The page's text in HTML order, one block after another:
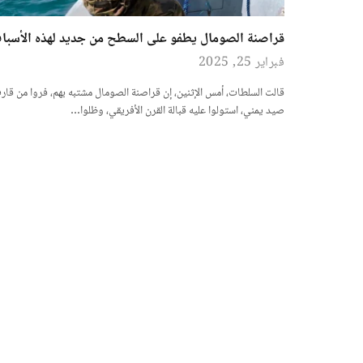
قراصنة الصومال يطفو على السطح من جديد لهذه
فبراير 25, 2025
قالت السلطات، أمس الإثنين، إن قراصنة الصومال مشتبه بهم، فروا من
صيد يمني، استولوا عليه قبالة القرن الأفريقي، وظلوا…